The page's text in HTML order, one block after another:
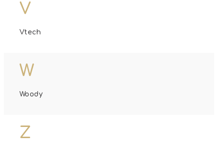
V
Vtech
W
Woody
Z